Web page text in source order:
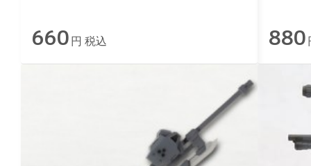
660 円 税込 880